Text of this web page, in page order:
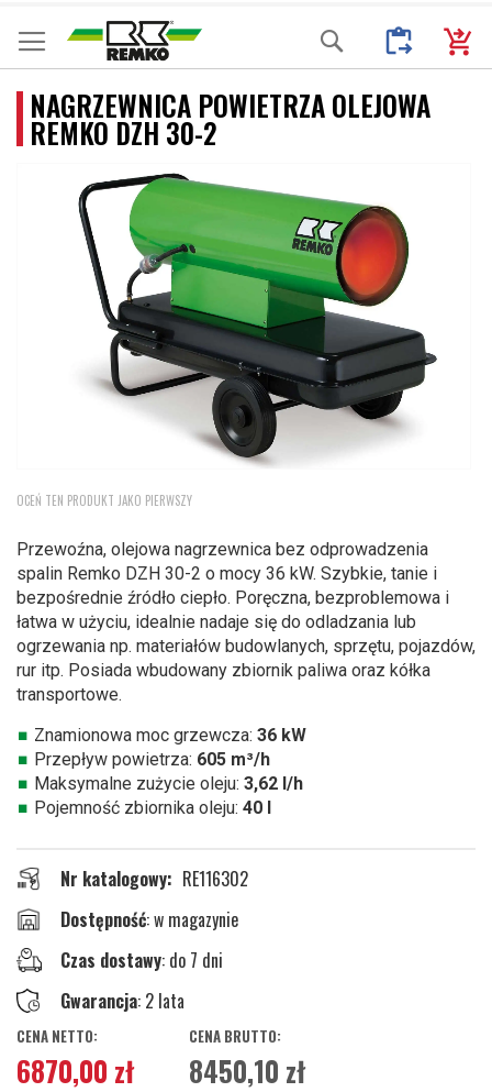
Przejdź
do
treści
Mój
Moje
Search
NAGRZEWNICA POWIETRZA OLEJOWA
REMKO DZH 30-2
na
galerii
OCEŃ TEN PRODUKT JAKO PIERWSZY
Przewoźna, olejowa nagrzewnica bez odprowadzenia
spalin Remko DZH 30-2 o mocy 36 kW. Szybkie, tanie i
bezpośrednie źródło ciepło. Poręczna, bezproblemowa i
łatwa w użyciu, idealnie nadaje się do odladzania lub
ogrzewania np. materiałów budowlanych, sprzętu, pojazdów,
rur itp. Posiada wbudowany zbiornik paliwa oraz kółka
transportowe.
Znamionowa moc grzewcza: 36 kW
Przepływ powietrza: 605 m³/h
Maksymalne zużycie oleju: 3,62 l/h
Pojemność zbiornika oleju: 40 l
Nr katalogowy
RE116302
w magazynie
Czas dostawy: do 7 dni
Gwarancja: 2 lata
8450,10 zł
6870,00 zł